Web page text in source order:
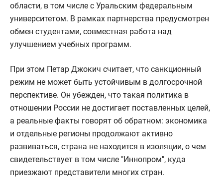
области, в том числе с Уральским федеральным
университетом. В рамках партнерства предусмотрен
обмен студентами, совместная работа над
улучшением учебных программ.
При этом Петар Джокич считает, что санкционный
режим не может быть устойчивым в долгосрочной
перспективе. Он убежден, что такая политика в
отношении России не достигает поставленных целей,
а реальные факты говорят об обратном: экономика
и отдельные регионы продолжают активно
развиваться, страна не находится в изоляции, о чем
свидетельствует в том числе "Иннопром", куда
приезжают представители многих стран.